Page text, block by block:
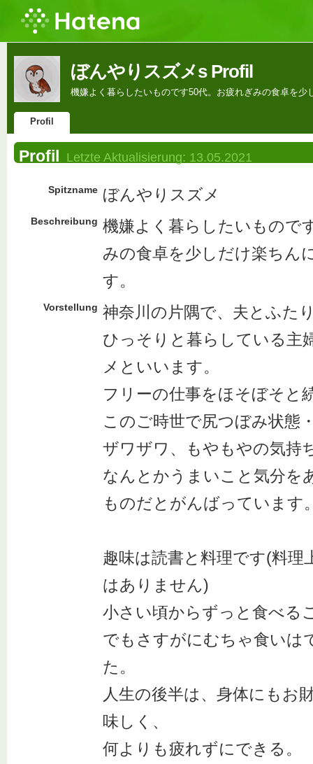
ぼんやりスズメs Profil
機嫌よく暮らしたいものです50代。お疲れぎみの食卓を少
Profil
Profil Letzte Aktualisierung: 13.05.2021
Spitzname ぼんやりスズメ
Beschreibung 機嫌よく暮らしたいもので
みの食卓を少しだけ楽ちん
す。
Vorstellung 神奈川の片隅で、夫とふた
ひっそりと暮らしている主
メといいます。
フリーの仕事をほそぼそと
このご時世で尻つぼみ状態
ザワザワ、もやもやの気持
なんとかうまいこと気分を
ものだとがんばっています
趣味は読書と料理です(料理
はありません)
小さい頃からずっと食べる
でもさすがにむちゃ食いは
た。
人生の後半は、身体にもお
味しく、
何よりも疲れずにできる。